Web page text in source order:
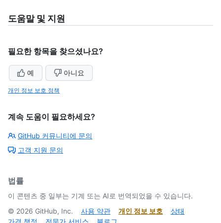
도움말 및 지원
필요한 항목을 찾으셨나요?
예 아니요
개인 정보 보호 정책
계속 도움이 필요하세요?
GitHub 커뮤니티에 문의
고객 지원 문의
법률
이 콘텐츠 중 일부는 기계 또는 AI로 번역되었을 수 있습니다.
© 2026 GitHub, Inc. 사용 약관 개인 정보 보호
상태
가격 책정
전문가 서비스 블로그